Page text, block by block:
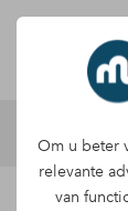
Om u beter
relevante
van